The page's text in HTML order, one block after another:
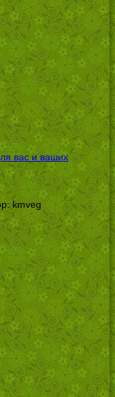
вас и ваших
kmveg